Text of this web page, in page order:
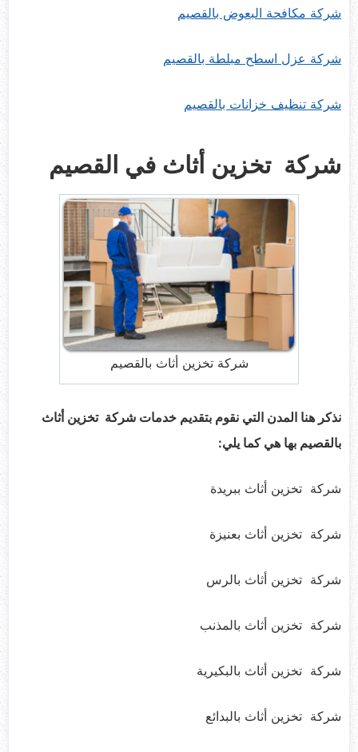
شركة مكافحة البعوض بالقصيم
شركة عزل اسطح مبلطة بالقصيم
شركة تنظيف خزانات بالقصيم
شركة تخزين أثاث في القصيم
شركة تخزين أثاث بالقصيم
نذكر هنا المدن التي نقوم بتقديم خدمات شركة تخزين أثاث
بالقصيم بها هي كما يلي:
شركة تخزين أثاث ببريدة
شركة تخزين أثاث بعنيزة
شركة تخزين أثاث بالرس
شركة تخزين أثاث بالمذنب
شركة تخزين أثاث بالبكيرية
شركة تخزين أثاث بالبدائع